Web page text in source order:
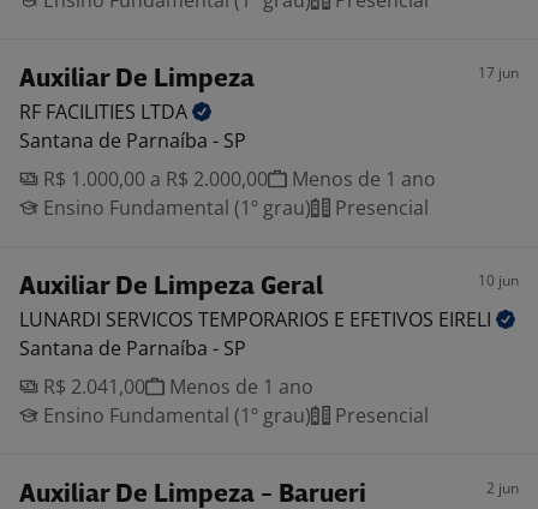
Auxiliar De Limpeza 17 jun
RF FACILITIES LTDA
Santana de Parnaíba - SP
R$ 1.000,00 a R$ 2.000,00
Menos de 1 ano
Ensino Fundamental (1º grau)
Presencial
Auxiliar De Limpeza Geral 10 jun
LUNARDI SERVICOS TEMPORARIOS E EFETIVOS EIRELI
Santana de Parnaíba - SP
R$ 2.041,00
Menos de 1 ano
Ensino Fundamental (1º grau)
Presencial
Auxiliar De Limpeza - Barueri 2 jun